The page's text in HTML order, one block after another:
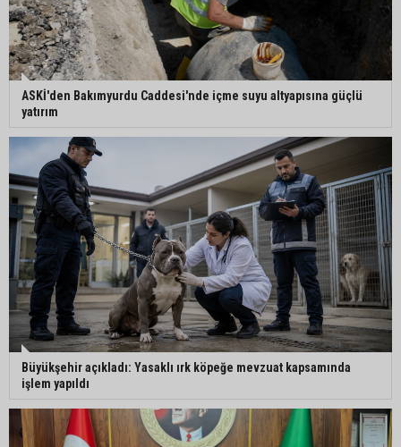
ASKİ'den Bakımyurdu Caddesi'nde içme suyu altyapısına güçlü
yatırım
Büyükşehir açıkladı: Yasaklı ırk köpeğe mevzuat kapsamında
işlem yapıldı